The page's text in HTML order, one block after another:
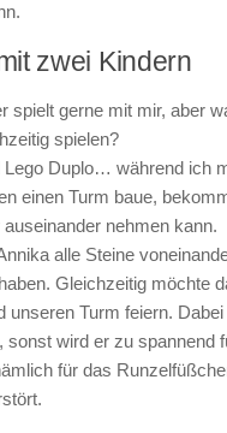
zwei Kindern
spielt gerne mit mir, aber
spielen?
Lego Duplo… während ich
einen Turm baue,
auseinander nehmen kann.
alle Steine
Gleichzeitig möchte
unseren Turm feiern.
sonst wird er zu spannend
für das